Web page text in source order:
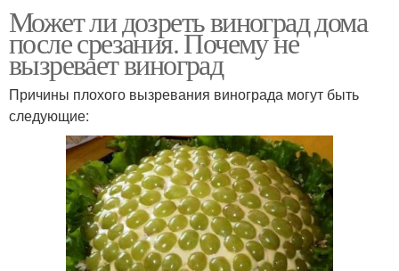
Может ли дозреть виноград дома
после срезания. Почему не
вызревает виноград
Причины плохого вызревания винограда могут быть
следующие: